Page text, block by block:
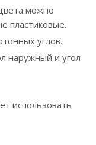
можно
пластиковые.
углов.
наружный и угол
использовать